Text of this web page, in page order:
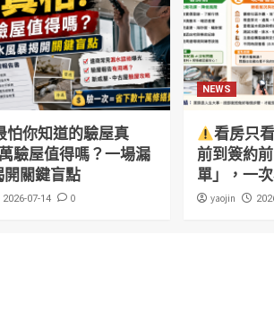
怕你知道的驗屋真
驗屋值得嗎？一場漏
開關鍵盲點
2026-07-14 0
NEWS
看房只
前到簽約
單」，一次
yaojin